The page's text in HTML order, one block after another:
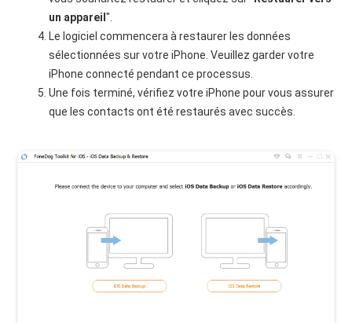
un appareil".
Le logiciel commencera à restaurer les données
sélectionnées sur votre iPhone. Veuillez garder votre
iPhone connecté pendant ce processus.
Une fois terminé, vérifiez votre iPhone pour vous assurer
que les contacts ont été restaurés avec succès.